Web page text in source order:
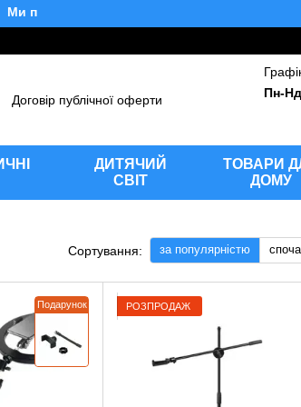
Договір публічної оферти
Пн-
ДИТЯЧИЙ
СВІТ
ТОВАРИ
ДОМУ
Сортування: за популярністю
Подарунок РОЗПРОДАЖ